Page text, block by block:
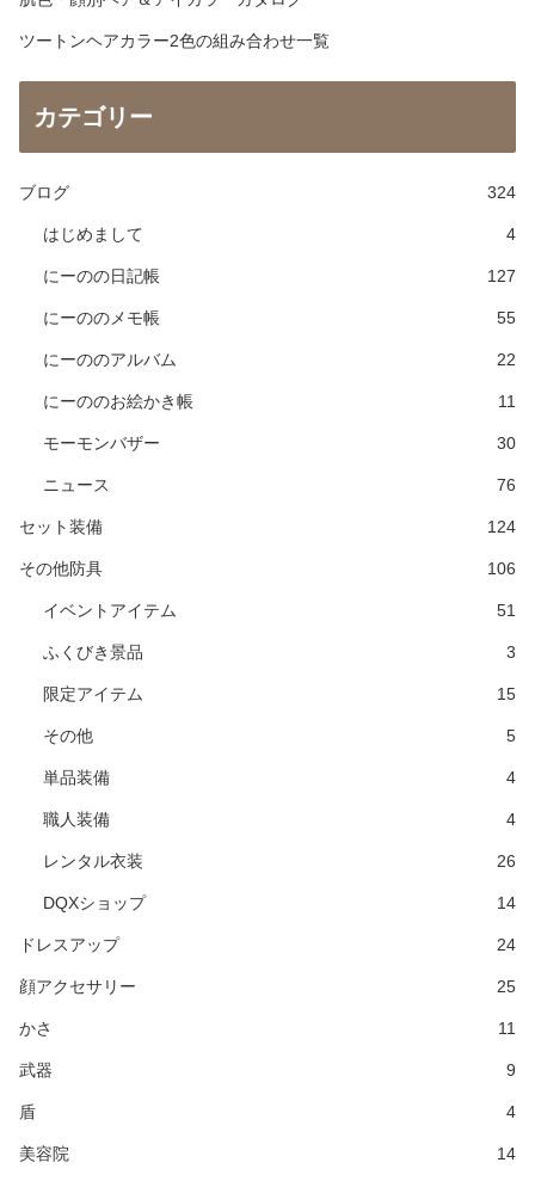
ツートンヘアカラー2色の組み合わせ一覧
カテゴリー
ブログ 324
はじめまして 4
にーのの日記帳 127
にーののメモ帳 55
にーののアルバム 22
にーののお絵かき帳 11
モーモンバザー 30
ニュース 76
セット装備 124
その他防具 106
イベントアイテム 51
ふくびき景品 3
限定アイテム 15
その他 5
単品装備 4
職人装備 4
レンタル衣装 26
DQXショップ 14
ドレスアップ 24
顔アクセサリー 25
かさ 11
武器 9
盾 4
美容院 14